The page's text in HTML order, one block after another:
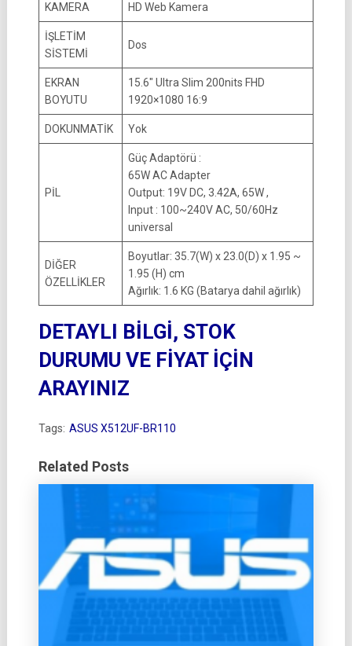
KAMERA HD Web Kamera
İŞLETİM
SİSTEMİ
Dos
EKRAN
BOYUTU
15.6″ Ultra Slim 200nits FHD
1920×1080 16:9
DOKUNMATİK Yok
PİL
Güç Adaptörü :
65W AC Adapter
Output: 19V DC, 3.42A, 65W ,
Input : 100~240V AC, 50/60Hz
universal
DİĞER
ÖZELLİKLER
Boyutlar: 35.7(W) x 23.0(D) x 1.95 ~
1.95 (H) cm
Ağırlık: 1.6 KG (Batarya dahil ağırlık)
DETAYLI BİLGİ, STOK
DURUMU VE FİYAT İÇİN
ARAYINIZ
Tags: ASUS X512UF-BR110
Related Posts